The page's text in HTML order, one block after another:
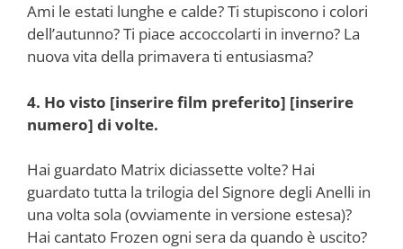
Ami le estati lunghe e calde? Ti stupiscono i colori
dell’autunno? Ti piace accoccolarti in inverno? La
nuova vita della primavera ti entusiasma?
4. Ho visto [inserire film preferito] [inserire
numero] di volte.
Hai guardato Matrix diciassette volte? Hai
guardato tutta la trilogia del Signore degli Anelli in
una volta sola (ovviamente in versione estesa)?
Hai cantato Frozen ogni sera da quando è uscito?